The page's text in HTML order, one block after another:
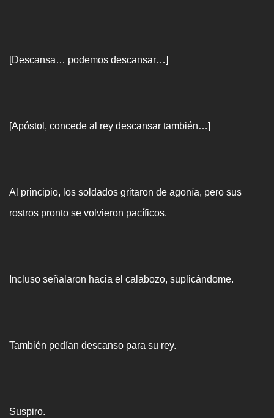
[Descansa… podemos descansar…]
[Apóstol, concede al rey descansar también…]
Al principio, los soldados gritaron de agonía, pero sus
rostros pronto se volvieron pacíficos.
Incluso señalaron hacia el calabozo, suplicándome.
También pedían descanso para su rey.
Suspiro.